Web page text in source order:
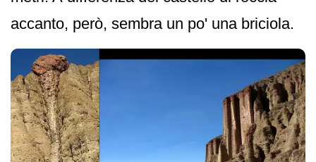
accanto, però, sembra un po' una briciola.